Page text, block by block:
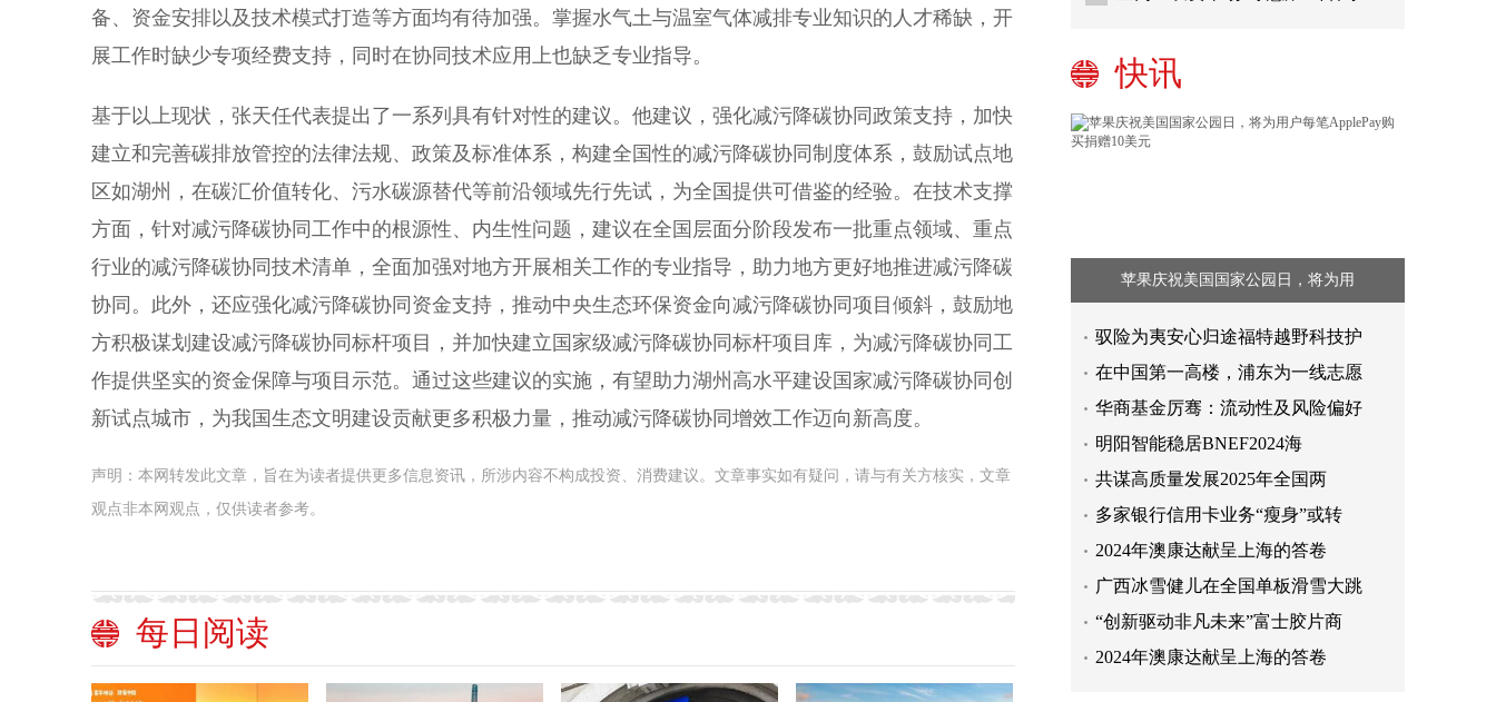
备、资金安排以及技术模式打造等方面均有待加强。掌握水气土与温室气体减排专业知识的人才稀缺，开
展工作时缺少专项经费支持，同时在协同技术应用上也缺乏专业指导。
基于以上现状，张天任代表提出了一系列具有针对性的建议。他建议，强化减污降碳协同政策支持，加快
建立和完善碳排放管控的法律法规、政策及标准体系，构建全国性的减污降碳协同制度体系，鼓励试点地
区如湖州，在碳汇价值转化、污水碳源替代等前沿领域先行先试，为全国提供可借鉴的经验。在技术支撑
方面，针对减污降碳协同工作中的根源性、内生性问题，建议在全国层面分阶段发布一批重点领域、重点
行业的减污降碳协同技术清单，全面加强对地方开展相关工作的专业指导，助力地方更好地推进减污降碳
协同。此外，还应强化减污降碳协同资金支持，推动中央生态环保资金向减污降碳协同项目倾斜，鼓励地
方积极谋划建设减污降碳协同标杆项目，并加快建立国家级减污降碳协同标杆项目库，为减污降碳协同工
作提供坚实的资金保障与项目示范。通过这些建议的实施，有望助力湖州高水平建设国家减污降碳协同创
新试点城市，为我国生态文明建设贡献更多积极力量，推动减污降碳协同增效工作迈向新高度。
声明：本网转发此文章，旨在为读者提供更多信息资讯，所涉内容不构成投资、消费建议。文章事实如有疑问，请与有关方核实，文章
观点非本网观点，仅供读者参考。
每日阅读
快讯
苹果庆祝美国国家公园日，将为用
驭险为夷安心归途福特越野科技护
在中国第一高楼，浦东为一线志愿
华商基金厉骞：流动性及风险偏好
明阳智能稳居BNEF2024海
共谋高质量发展2025年全国两
多家银行信用卡业务“瘦身”或转
2024年澳康达献呈上海的答卷
广西冰雪健儿在全国单板滑雪大跳
“创新驱动非凡未来”富士胶片商
2024年澳康达献呈上海的答卷